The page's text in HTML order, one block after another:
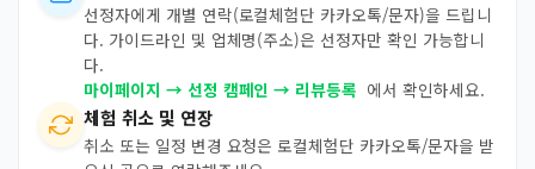
선정자에게 개별 연락(로컬체험단 카카오톡/문자)을 드립니
다. 가이드라인 및 업체명(주소)은 선정자만 확인 가능합니
다.
마이페이지 → 선정 캠페인 → 리뷰등록 에서 확인하세요.
체험 취소 및 연장
취소 또는 일정 변경 요청은 로컬체험단 카카오톡/문자을 받